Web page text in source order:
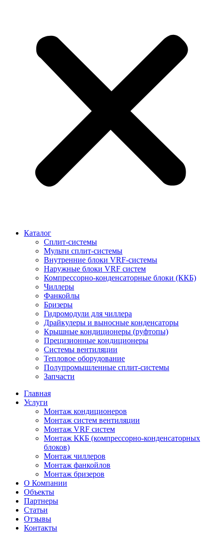
Каталог
Сплит-системы
Мульти сплит-системы
Внутренние блоки VRF-cистемы
Наружные блоки VRF cистем
Компрессорно-конденсаторные блоки (ККБ)
Чиллеры
Фанкойлы
Бризеры
Гидромодули для чиллера
Драйкулеры и выносные конденсаторы
Крышные кондиционеры (руфтопы)
Прецизионные кондиционеры
Системы вентиляции
Тепловое оборудование
Полупромышленные сплит-системы
Запчасти
Главная
Услуги
Монтаж кондиционеров
Монтаж cистем вентиляции
Монтаж VRF систем
Монтаж ККБ (компрессорно-конденсаторных
блоков)
Монтаж чиллеров
Монтаж фанкойлов
Монтаж бризеров
О Компании
Объекты
Партнеры
Статьи
Отзывы
Контакты